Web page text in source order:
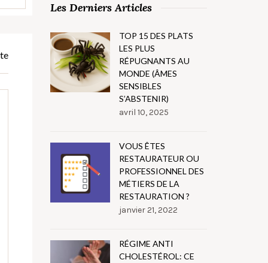
Les Derniers Articles
TOP 15 DES PLATS
LES PLUS
RÉPUGNANTS AU
MONDE (ÂMES
SENSIBLES
S’ABSTENIR)
avril 10, 2025
VOUS ÊTES
RESTAURATEUR OU
PROFESSIONNEL DES
MÉTIERS DE LA
RESTAURATION ?
janvier 21, 2022
RÉGIME ANTI
CHOLESTÉROL: CE